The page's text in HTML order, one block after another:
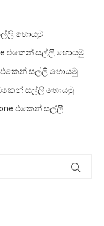
හොයමු
එකෙන් සල්ලි හොයමු
එකෙන් සල්ලි හොයමු
එකෙන් සල්ලි හොයමු
එකෙන් සල්ලි